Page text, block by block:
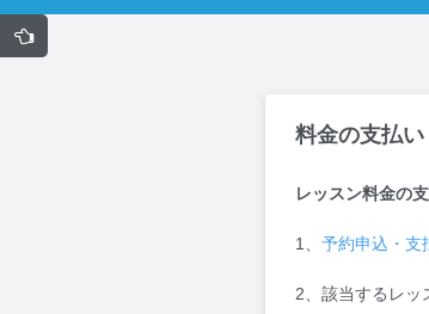
料金の支払い
レッスン料金の
1、 予約申込・支
2、該当するレッ